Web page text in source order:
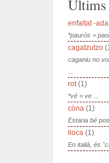
Últims
enfaltat -ada
*paurós >
cagatzutzo
caganiu no
rot(1)
*vé > ve ...
còna (1)
Estaria bé
lloca (1)
En italià, és